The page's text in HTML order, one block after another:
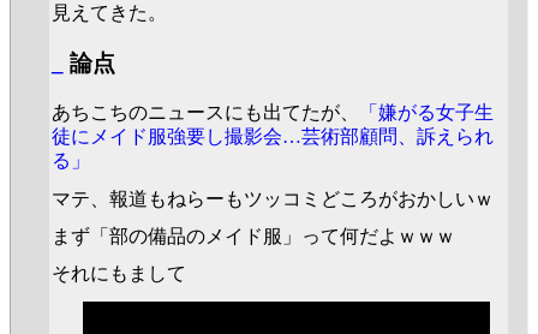
見えてきた。
論点
あちこちのニュースにも出てたが、
「嫌がる女子生
徒にメイド服強要し撮影会…芸術部顧問、訴えられ
る」
マテ、報道もねらーもツッコミどころがおかしいｗ
まず「部の備品のメイド服」って何だよｗｗｗ
それにもまして